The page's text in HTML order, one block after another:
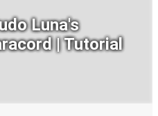
Luna's
| Tutorial